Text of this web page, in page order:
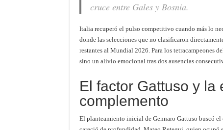
cruce entre Gales y Bosnia.
Italia recuperó el pulso competitivo cuando más lo
donde las selecciones que no clasificaron
restantes al Mundial 2026. Para los tetracampeones
sino un alivio emocional tras dos ausencias
El factor Gattuso y la
complemento
El planteamiento inicial de Gennaro Gattuso buscó